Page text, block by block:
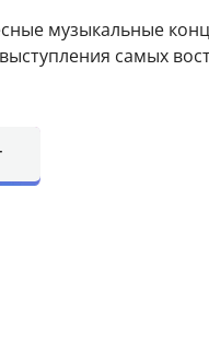
музыкальные
самых